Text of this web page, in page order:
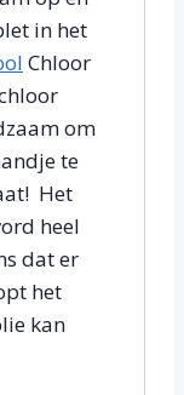
in het
Chloor
om
te
Het
heel
dat er
het
kan